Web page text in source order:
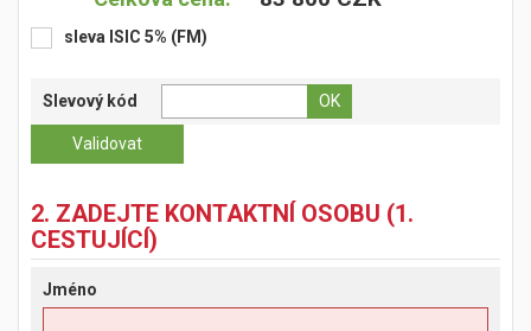
sleva ISIC 5% (FM)
Slevový kód
2. ZADEJTE KONTAKTNÍ OSOBU (1.
CESTUJÍCÍ)
Jméno